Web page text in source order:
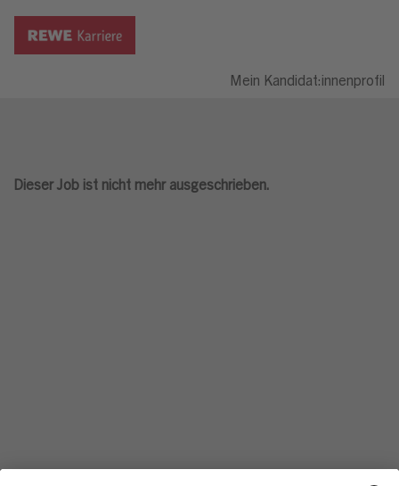
Mein Kandidat:innenprofil
Dieser Job ist nicht mehr ausgeschrieben.